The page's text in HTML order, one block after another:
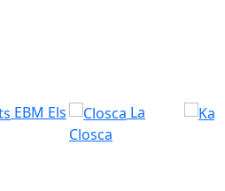
EBM Els
La
Closca